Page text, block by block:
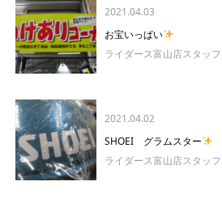
2021.04.03
お宝いっぱい
ライダース富山店スタッフ
2021.04.02
SHOEI グラムスター
ライダース富山店スタッフ